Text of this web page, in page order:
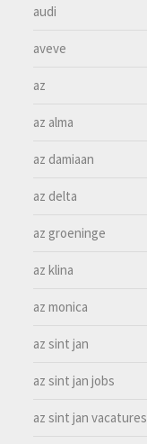
audi
aveve
az
az alma
az damiaan
az delta
az groeninge
az klina
az monica
az sint jan
az sint jan jobs
az sint jan vacatures